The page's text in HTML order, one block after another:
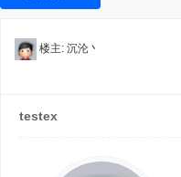
楼主: 沉沦丶
testex